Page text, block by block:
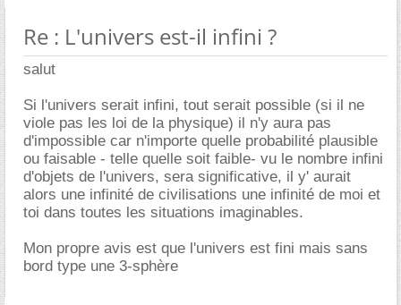
Re : L'univers est-il infini ?
salut
Si l'univers serait infini, tout serait possible (si il ne
viole pas les loi de la physique) il n'y aura pas
d'impossible car n'importe quelle probabilité plausible
ou faisable - telle quelle soit faible- vu le nombre infini
d'objets de l'univers, sera significative, il y' aurait
alors une infinité de civilisations une infinité de moi et
toi dans toutes les situations imaginables.
Mon propre avis est que l'univers est fini mais sans
bord type une 3-sphère